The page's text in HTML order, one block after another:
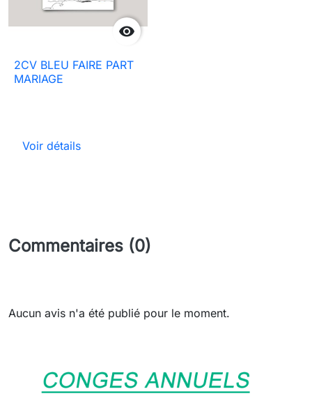

2CV BLEU FAIRE PART
MARIAGE
Voir détails
Commentaires (0)
Aucun avis n'a été publié pour le moment.